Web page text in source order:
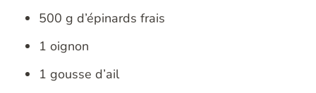
500 g d’épinards frais
1 oignon
1 gousse d’ail